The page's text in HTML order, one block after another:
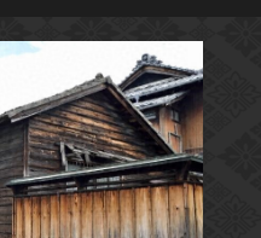
さらに詳細検索
媒体資料・関連記事等
博物館、美術館の皆さまへ